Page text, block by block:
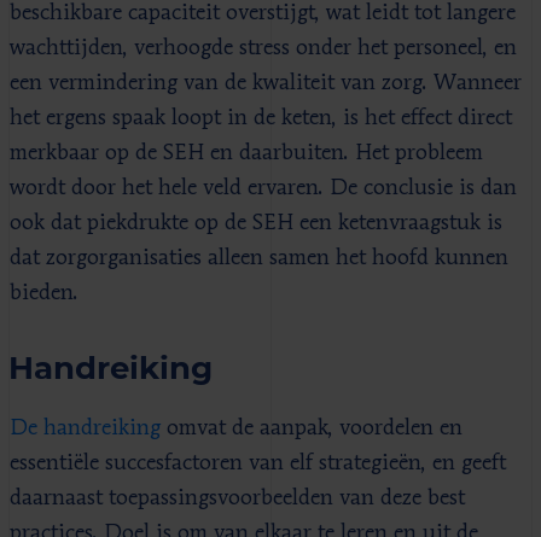
beschikbare capaciteit overstijgt, wat leidt tot langere
wachttijden, verhoogde stress onder het personeel, en
een vermindering van de kwaliteit van zorg. Wanneer
het ergens spaak loopt in de keten, is het effect direct
merkbaar op de SEH en daarbuiten. Het probleem
wordt door het hele veld ervaren. De conclusie is dan
ook dat piekdrukte op de SEH een ketenvraagstuk is
dat zorgorganisaties alleen samen het hoofd kunnen
bieden.
Handreiking
De handreiking omvat de aanpak, voordelen en
essentiële succesfactoren van elf strategieën, en geeft
daarnaast toepassingsvoorbeelden van deze best